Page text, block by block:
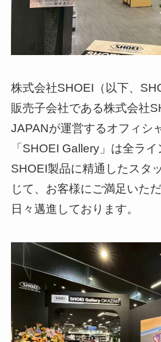
株式会社SHOEI（以下、
販売子会社である株式会社
JAPANが運営するオフィシ
「SHOEI Gallery」は全ラ
SHOEI製品に精通したスタ
じて、お客様にご満足いた
日々邁進しております。